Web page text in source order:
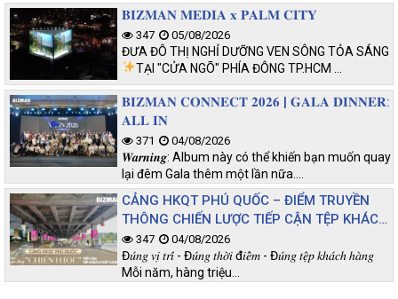
𝐁𝐈𝐙𝐌𝐀𝐍 𝐌𝐄𝐃𝐈𝐀 𝐱 𝐏𝐀𝐋𝐌 𝐂𝐈𝐓𝐘
347 05/08/2026
ĐƯA ĐÔ THỊ NGHỈ DƯỠNG VEN SÔNG TỎA SÁNG
TẠI "CỬA NGÕ" PHÍA ĐÔNG TP.HCM
𝐁𝐈𝐙𝐌𝐀𝐍 𝐂𝐎𝐍𝐍𝐄𝐂𝐓 𝟐𝟎𝟐𝟔 | 𝐆𝐀𝐋𝐀 𝐃𝐈𝐍𝐍𝐄𝐑:
𝐀𝐋𝐋 𝐈𝐍
371 04/08/2026
𝑾𝒂𝒓𝒏𝒊𝒏𝒈: Album này có thể khiến bạn muốn quay
lại đêm Gala thêm một lần nữa.…
CẢNG HKQT PHÚ QUỐC – ĐIỂM TRUYỀN
THÔNG CHIẾN LƯỢC TIẾP CẬN TỆP KHÁCH
CHẤT LƯỢNG
347 04/08/2026
Đ𝑢́𝑛𝑔 𝑣𝑖̣ 𝑡𝑟𝑖́ - Đ𝑢́𝑛𝑔 𝑡ℎ𝑜̛̀𝑖 đ𝑖𝑒̂̉𝑚 - Đ𝑢́𝑛𝑔 𝑡𝑒̣̂𝑝 𝑘ℎ𝑎́𝑐ℎ ℎ𝑎̀𝑛𝑔
Mỗi năm, hàng triệu…